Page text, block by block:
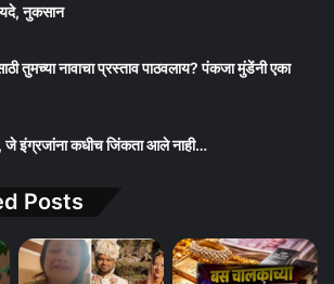
नुकसान
तुमच्या नावाचा प्रस्ताव पाठवलाय? पंकजा मुंडेंनी एका
जे इंग्रजांना कधीच जिंकता आले नाही…
Posts